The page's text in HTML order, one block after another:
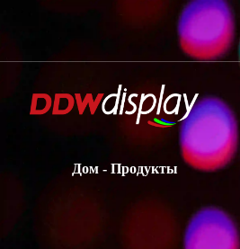
Дом - Продукты